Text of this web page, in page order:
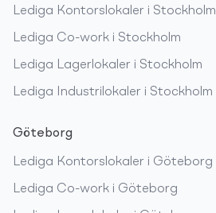
Lediga Kontorslokaler i Stockholm
Lediga Co-work i Stockholm
Lediga Lagerlokaler i Stockholm
Lediga Industrilokaler i Stockholm
Göteborg
Lediga Kontorslokaler i Göteborg
Lediga Co-work i Göteborg